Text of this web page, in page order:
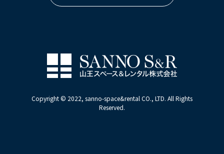
Copyright © 2022, sanno-space&rental CO., LTD. All Rights
Reserved.